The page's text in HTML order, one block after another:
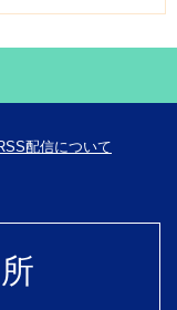
配信について